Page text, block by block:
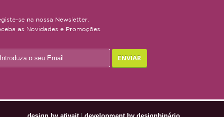
se na nossa Newsletter.
as Novidades e Promoções.